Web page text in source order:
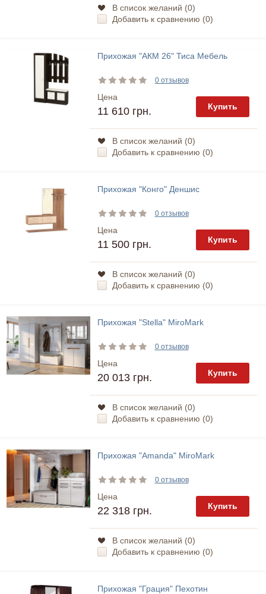
В список желаний (0)
Добавить к сравнению (0)
Прихожая "АКМ 26" Тиса Мебель
0 отзывов
Цена
11 610 грн. Купить
В список желаний (0)
Добавить к сравнению (0)
Прихожая "Конго" Деншис
0 отзывов
Цена
11 500 грн. Купить
В список желаний (0)
Добавить к сравнению (0)
Прихожая "Stella" MiroMark
0 отзывов
Цена
20 013 грн. Купить
В список желаний (0)
Добавить к сравнению (0)
Прихожая "Amanda" MiroMark
0 отзывов
Цена
22 318 грн. Купить
В список желаний (0)
Добавить к сравнению (0)
Прихожая "Грация" Пехотин